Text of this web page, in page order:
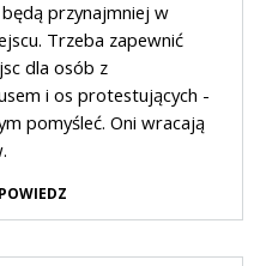
przynajmniej w
Trzeba zapewnić
dla osób z
i os protestujących -
pomyśleć. Oni wracają